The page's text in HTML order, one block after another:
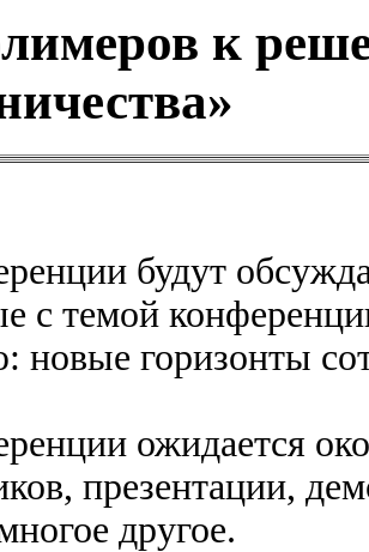
к
будут
с темой
новые горизонты
ожидается
презентации,
другое.